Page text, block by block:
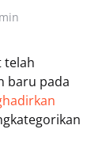
telah
baru pada